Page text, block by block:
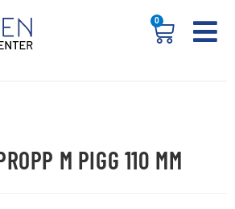
0
M PIGG 110 MM